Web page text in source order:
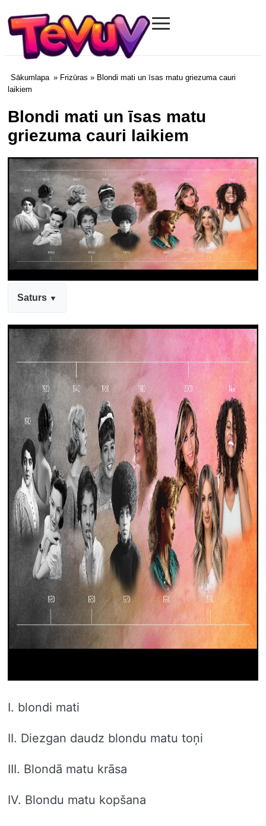
Tevuv.com
≡
Sākumlapa » Frizūras » Blondi mati un īsas matu griezuma cauri
laikiem
Blondi mati un īsas matu
griezuma cauri laikiem
Saturs
I. blondi mati
II. Diezgan daudz blondu matu toņi
III. Blondā matu krāsa
IV. Blondu matu kopšana